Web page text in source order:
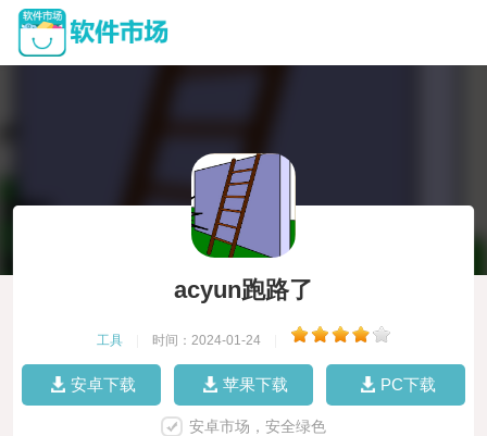
acyun跑路了
工具 时间：2024-01-24
安卓下载 苹果下载 PC下载
安卓市场，安全绿色